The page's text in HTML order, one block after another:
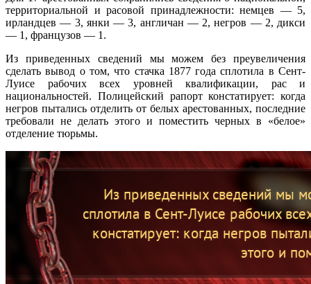
территориальной и расовой принадлежности: немцев — 5,
ирландцев — 3, янки — 3, англичан — 2, негров — 2, дикси
— 1, французов — 1.
Из приведенных сведений мы можем без преувеличения
сделать вывод о том, что стачка 1877 года сплотила в Сент-
Луисе рабочих всех уровней квалификации, рас и
национальностей. Полицейский рапорт констатирует: когда
негров пытались отделить от белых арестованных, последние
требовали не делать этого и поместить черных в «белое»
отделение тюрьмы.